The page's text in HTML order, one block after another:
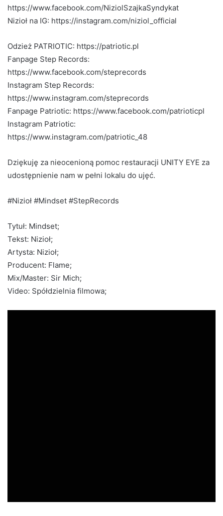
https://www.facebook.com/NiziolSzajkaSyndykat
Nizioł na IG: https://instagram.com/niziol_official
Odzież PATRIOTIC: https://patriotic.pl
Fanpage Step Records:
https://www.facebook.com/steprecords
Instagram Step Records:
https://www.instagram.com/steprecords
Fanpage Patriotic: https://www.facebook.com/patrioticpl
Instagram Patriotic:
https://www.instagram.com/patriotic_48
Dziękuję za nieocenioną pomoc restauracji UNITY EYE za
udostępnienie nam w pełni lokalu do ujęć.
#Nizioł #Mindset #StepRecords
Tytuł: Mindset;
Tekst: Nizioł;
Artysta: Nizioł;
Producent: Flame;
Mix/Master: Sir Mich;
Video: Spółdzielnia filmowa;